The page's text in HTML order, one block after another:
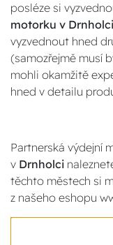
posléze si
motorku v Drnholci
vyzvednout hned
(samozřejmě musí
mohli okamžitě
hned v detailu
Partnerská výdejní
v Drnholci
těchto městech si
z našeho eshopu